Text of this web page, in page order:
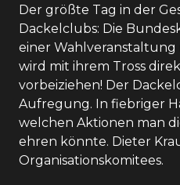
Der größte Tag in der
Dackelclubs: Die
einer Wahlveranstaltung
wird mit ihrem Tross
vorbeiziehen! Der
Aufregung. In fiebriger
welchen Aktionen man
ehren könnte. Dieter
Organisationskomitees.